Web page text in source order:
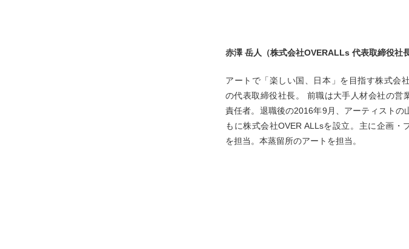
赤澤 岳人（株式会社OVERALLs 代表取締役社長
アートで「楽しい国、日本」を目指す株式会
の代表取締役社長。 前職は大手人材会社の営
責任者。退職後の2016年9月、アーティストの
もに株式会社OVER ALLsを設立。主に企画・
を担当。本蒸留所のアートを担当。